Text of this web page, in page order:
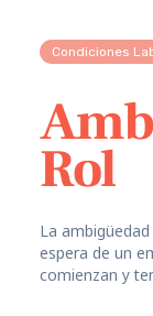
Condiciones
Rol
La
espera de un
comienzan y